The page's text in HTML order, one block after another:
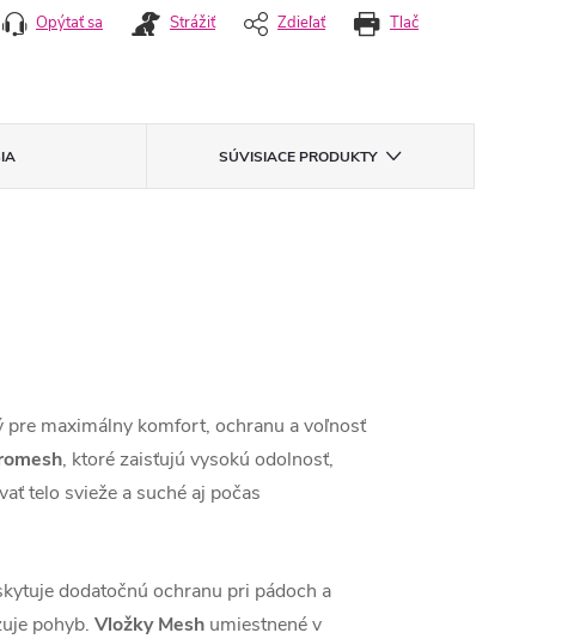
Tlač
Opýtať sa Strážiť Zdieľať
SÚVISIACE PRODUKTY
maximálny komfort, ochranu a voľnosť
, ktoré zaisťujú vysokú odolnosť,
telo svieže a suché aj počas
dodatočnú ochranu pri pádoch a
pohyb. Vložky Mesh umiestnené v